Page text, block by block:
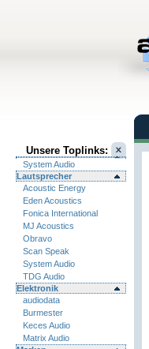
Unsere Toplinks:
System Audio
Lautsprecher
Acoustic Energy
Eden Acoustics
Fonica International
MJ Acoustics
Obravo
Scan Speak
System Audio
TDG Audio
Elektronik
audiodata
Burmester
Keces Audio
Matrix Audio